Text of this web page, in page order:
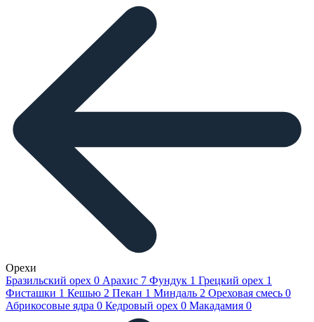
Орехи
Бразильский орех 0 Арахис 7 Фундук 1 Грецкий орех 1
Фисташки 1 Кешью 2 Пекан 1 Миндаль 2 Ореховая смесь 0
Абрикосовые ядра 0 Кедровый орех 0 Макадамия 0